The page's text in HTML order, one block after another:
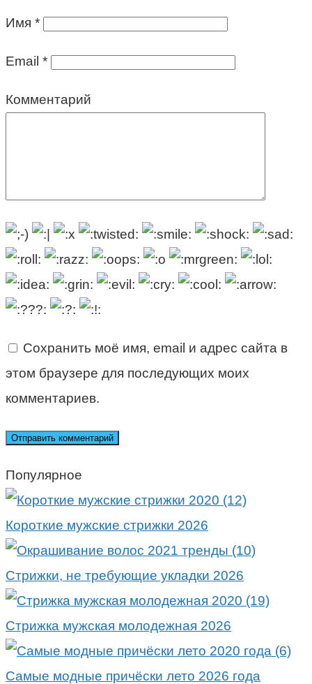
Имя *
Email *
Комментарий
Сохранить моё имя, email и адрес сайта в
этом браузере для последующих моих
комментариев.
Популярное
Короткие мужские стрижки 2026
Стрижки, не требующие укладки 2026
Стрижка мужская молодежная 2026
Самые модные причёски лето 2026 года